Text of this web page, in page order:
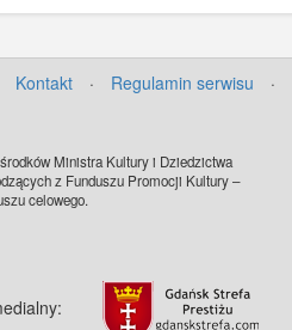
Kontakt · Regulamin serwisu ·
Ministra Kultury i Dziedzictwa
z Funduszu Promocji Kultury –
celowego.